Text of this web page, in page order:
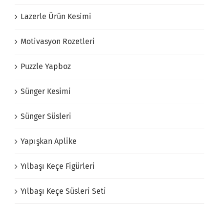
Lazerle Ürün Kesimi
Motivasyon Rozetleri
Puzzle Yapboz
Sünger Kesimi
Sünger Süsleri
Yapışkan Aplike
Yılbaşı Keçe Figürleri
Yılbaşı Keçe Süsleri Seti